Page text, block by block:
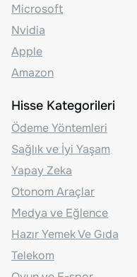
Microsoft
Nvidia
Apple
Amazon
Hisse Kategorileri
Ödeme Yöntemleri
Sağlık ve İyi Yaşam
Yapay Zeka
Otonom Araçlar
Medya ve Eğlence
Hazır Yemek Ve Gıda
Telekom